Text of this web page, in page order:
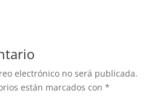
electrónico no será publicada.
están marcados con *